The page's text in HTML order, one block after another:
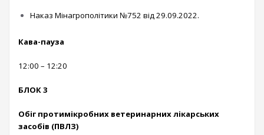
Наказ Мінагрополітики №752 від 29.09.2022.
Кава-пауза
12:00 – 12:20
БЛОК 3
Обіг протимікробних ветеринарних лікарських
засобів (ПВЛЗ)